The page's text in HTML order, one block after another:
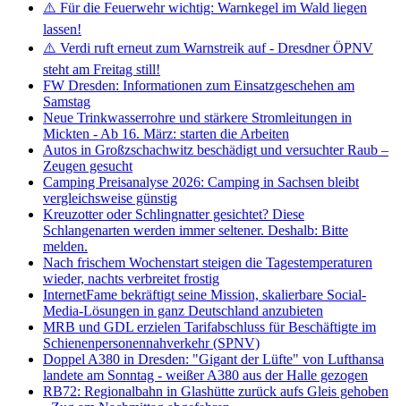
⚠️ Für die Feuerwehr wichtig: Warnkegel im Wald liegen
lassen!
⚠️ Verdi ruft erneut zum Warnstreik auf - Dresdner ÖPNV
steht am Freitag still!
FW Dresden: Informationen zum Einsatzgeschehen am
Samstag
Neue Trinkwasserrohre und stärkere Stromleitungen in
Mickten - Ab 16. März: starten die Arbeiten
Autos in Großzschachwitz beschädigt und versuchter Raub –
Zeugen gesucht
Camping Preisanalyse 2026: Camping in Sachsen bleibt
vergleichsweise günstig
Kreuzotter oder Schlingnatter gesichtet? Diese
Schlangenarten werden immer seltener. Deshalb: Bitte
melden.
Nach frischem Wochenstart steigen die Tagestemperaturen
wieder, nachts verbreitet frostig
InternetFame bekräftigt seine Mission, skalierbare Social-
Media-Lösungen in ganz Deutschland anzubieten
MRB und GDL erzielen Tarifabschluss für Beschäftigte im
Schienenpersonennahverkehr (SPNV)
Doppel A380 in Dresden: "Gigant der Lüfte" von Lufthansa
landete am Sonntag - weißer A380 aus der Halle gezogen
RB72: Regionalbahn in Glashütte zurück aufs Gleis gehoben